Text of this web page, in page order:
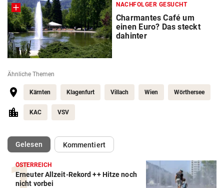
NACHFOLGER GESUCHT
Charmantes Café um
einen Euro? Das steckt
dahinter
Ähnliche Themen
Kärnten Klagenfurt Villach Wien Wörthersee
KAC VSV
Gelesen(ausgewählt)Kommentiert
ÖSTERREICH
Erneuter Allzeit-Rekord ++ Hitze noch
nicht vorbei